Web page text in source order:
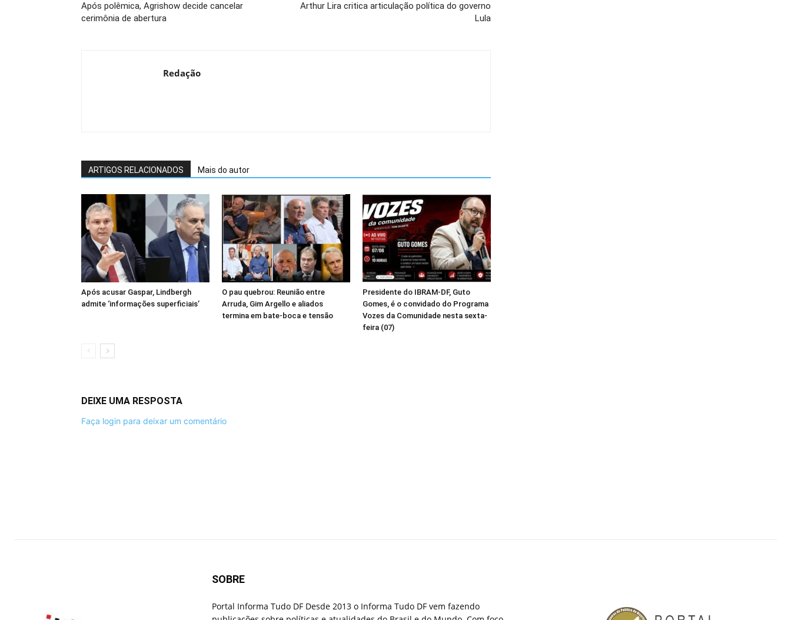
Após polêmica, Agrishow decide cancelar
cerimônia de abertura
Arthur Lira critica articulação política do governo
Lula
Redação
ARTIGOS RELACIONADOS Mais do autor
Após acusar Gaspar, Lindbergh
admite ‘informações superficiais’
O pau quebrou: Reunião entre
Arruda, Gim Argello e aliados
termina em bate-boca e tensão
Presidente do IBRAM-DF, Guto
Gomes, é o convidado do Programa
Vozes da Comunidade nesta sexta-
feira (07)
DEIXE UMA RESPOSTA
Faça login para deixar um comentário
SOBRE
Portal Informa Tudo DF Desde 2013 o Informa Tudo DF vem fazendo